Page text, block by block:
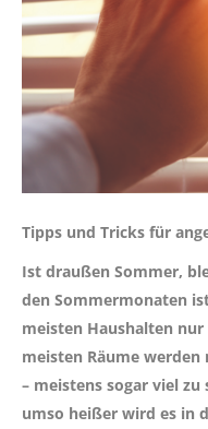
Tipps und Tricks für
Ist draußen Sommer,
den Sommermonaten
meisten Haushalten
meisten Räume
– meistens sogar viel zu
umso heißer wird es in